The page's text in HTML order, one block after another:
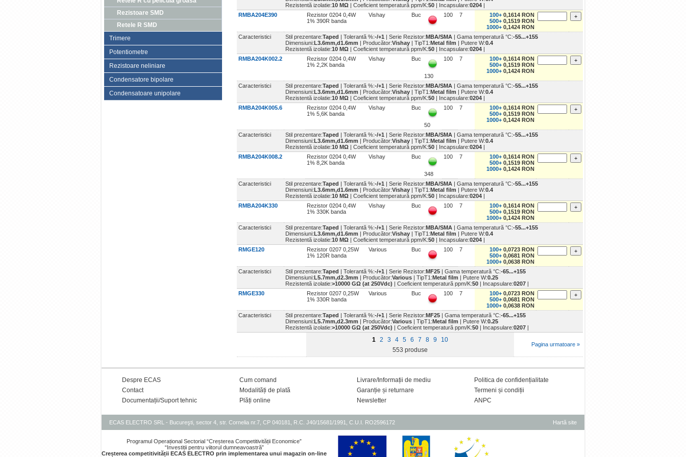
Rezistoare SMD
Retele R SMD
Trimere
Potentiometre
Rezistoare neliniare
Condensatore bipolare
Condensatoare unipolare
Rezistentă izolatie:10 MΩ | Coeficient temperatură ppm/K:50 | Incapsulare:0204 |
RMBA204E390
Rezistor 0204 0,4W
1% 390R banda
Vishay Buc 100 7 100+0,1614 RON
500+0,1519 RON
1000+0,1424 RON
Caracteristici
Stil prezentare:Taped | Tolerantă %:-/+1 | Serie Rezistor:MBA/SMA | Gama temperatură °C:-55...+155
Dimensiuni:L3.6mm,d1.6mm | Producător:Vishay | TipT1:Metal film | Putere W:0.4
Rezistentă izolatie:10 MΩ | Coeficient temperatură ppm/K:50 | Incapsulare:0204 |
RMBA204K002.2
Rezistor 0204 0,4W
1% 2,2K banda
Vishay Buc
130
100 7 100+0,1614 RON
500+0,1519 RON
1000+0,1424 RON
Caracteristici Stil prezentare:Taped | Tolerantă %:-/+1 | Serie Rezistor:MBA/SMA | Gama temperatură °C:-55...+155
Dimensiuni:L3.6mm,d1.6mm | Producător:Vishay | TipT1:Metal film | Putere W:0.4
Rezistentă izolatie:10 MΩ | Coeficient temperatură ppm/K:50 | Incapsulare:0204 |
RMBA204K005.6
Rezistor 0204 0,4W
1% 5,6K banda
Vishay Buc
50
100 7 100+0,1614 RON
500+0,1519 RON
1000+0,1424 RON
Caracteristici Stil prezentare:Taped | Tolerantă %:-/+1 | Serie Rezistor:MBA/SMA | Gama temperatură °C:-55...+155
Dimensiuni:L3.6mm,d1.6mm | Producător:Vishay | TipT1:Metal film | Putere W:0.4
Rezistentă izolatie:10 MΩ | Coeficient temperatură ppm/K:50 | Incapsulare:0204 |
RMBA204K008.2
Rezistor 0204 0,4W
1% 8,2K banda
Vishay Buc
348
100 7 100+0,1614 RON
500+0,1519 RON
1000+0,1424 RON
Caracteristici Stil prezentare:Taped | Tolerantă %:-/+1 | Serie Rezistor:MBA/SMA | Gama temperatură °C:-55...+155
Dimensiuni:L3.6mm,d1.6mm | Producător:Vishay | TipT1:Metal film | Putere W:0.4
Rezistentă izolatie:10 MΩ | Coeficient temperatură ppm/K:50 | Incapsulare:0204 |
RMBA204K330
Rezistor 0204 0,4W
1% 330K banda
Vishay Buc 100 7 100+0,1614 RON
500+0,1519 RON
1000+0,1424 RON
Caracteristici
Stil prezentare:Taped | Tolerantă %:-/+1 | Serie Rezistor:MBA/SMA | Gama temperatură °C:-55...+155
Dimensiuni:L3.6mm,d1.6mm | Producător:Vishay | TipT1:Metal film | Putere W:0.4
Rezistentă izolatie:10 MΩ | Coeficient temperatură ppm/K:50 | Incapsulare:0204 |
RMGE120
Rezistor 0207 0,25W
1% 120R banda
Various Buc 100 7 100+0,0723 RON
500+0,0681 RON
1000+0,0638 RON
Caracteristici
Stil prezentare:Taped | Tolerantă %:-/+1 | Serie Rezistor:MF25 | Gama temperatură °C:-65...+155
Dimensiuni:L5.7mm,d2.3mm | Producător:Various | TipT1:Metal film | Putere W:0.25
Rezistentă izolatie:˃10000 GΩ (at 250Vdc) | Coeficient temperatură ppm/K:50 | Incapsulare:0207 |
RMGE330
Rezistor 0207 0,25W
1% 330R banda
Various Buc 100 7 100+0,0723 RON
500+0,0681 RON
1000+0,0638 RON
Caracteristici
Stil prezentare:Taped | Tolerantă %:-/+1 | Serie Rezistor:MF25 | Gama temperatură °C:-65...+155
Dimensiuni:L5.7mm,d2.3mm | Producător:Various | TipT1:Metal film | Putere W:0.25
Rezistentă izolatie:˃10000 GΩ (at 250Vdc) | Coeficient temperatură ppm/K:50 | Incapsulare:0207 |
1 2 3 4 5 6 7 8 9
10
553 produse
Pagina urmatoare »
Despre ECAS
Contact
Documentații/Suport tehnic
Cum comand
Modalități de plată
Plăți online
Livrare/Informații de mediu
Garanție și returnare
Newsletter
Politica de confidențialitate
Termeni și condiții
ANPC
ECAS ELECTRO SRL - Bucureşti, sector 4, str. Cornelia nr.7, CP 040181, R.C. J40/15681/1991, C.U.I. RO2596172 Hartă site
Programul Operațional Sectorial “Creșterea Competitivității Economice”
“Investiții pentru viitorul dumneavoastră”
Creșterea competitivității ECAS ELECTRO prin implementarea unui magazin on-line